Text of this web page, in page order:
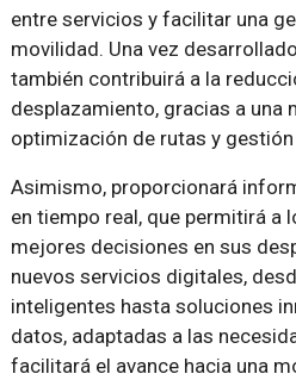
entre servicios y facilitar una
movilidad. Una vez
también contribuirá a la
desplazamiento, gracias a una
optimización de rutas y
Asimismo, proporcionará
en tiempo real, que permitirá a
mejores decisiones en sus
nuevos servicios digitales,
inteligentes hasta soluciones
datos, adaptadas a las
facilitará el avance hacia una